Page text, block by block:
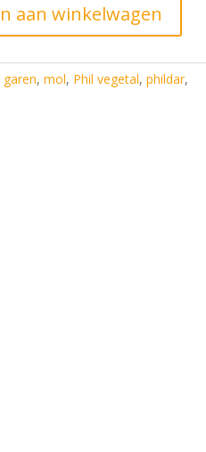
aan winkelwagen
garen, mol, Phil vegetal, phildar,